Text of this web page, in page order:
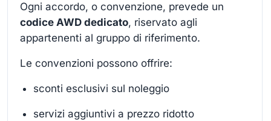
Ogni accordo, o convenzione, prevede un
codice AWD dedicato, riservato agli
appartenenti al gruppo di riferimento.
Le convenzioni possono offrire:
sconti esclusivi sul noleggio
servizi aggiuntivi a prezzo ridotto